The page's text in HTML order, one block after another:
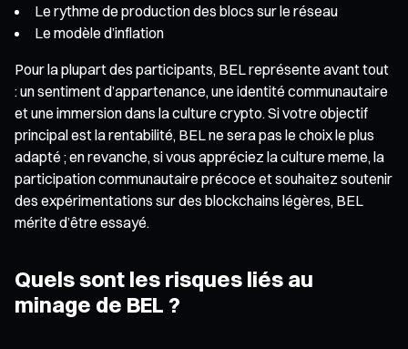
Le rythme de production des blocs sur le réseau
Le modèle d’inflation
Pour la plupart des participants, BEL représente avant tout
: un sentiment d’appartenance, une identité communautaire
et une immersion dans la culture crypto. Si votre objectif
principal est la rentabilité, BEL ne sera pas le choix le plus
adapté ; en revanche, si vous appréciez la culture meme, la
participation communautaire précoce et souhaitez soutenir
des expérimentations sur des blockchains légères, BEL
mérite d’être essayé.
Quels sont les risques liés au
minage de BEL ?